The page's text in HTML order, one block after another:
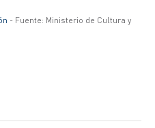
- Fuente: Ministerio de Cultura y